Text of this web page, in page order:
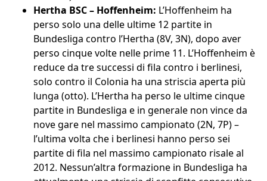
Hertha BSC – Hoffenheim: L’Hoffenheim ha
perso solo una delle ultime 12 partite in
Bundesliga contro l’Hertha (8V, 3N), dopo aver
perso cinque volte nelle prime 11. L’Hoffenheim è
reduce da tre successi di fila contro i berlinesi,
solo contro il Colonia ha una striscia aperta più
lunga (otto). L’Hertha ha perso le ultime cinque
partite in Bundesliga e in generale non vince da
nove gare nel massimo campionato (2N, 7P) –
l’ultima volta che i berlinesi hanno perso sei
partite di fila nel massimo campionato risale al
2012. Nessun’altra formazione in Bundesliga ha